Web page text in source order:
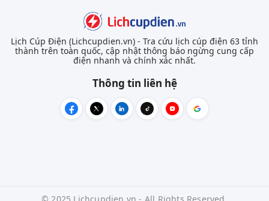
Lịch Cúp Điện (Lichcupdien.vn) - Tra cứu lịch cúp điện 63 tỉnh
thành trên toàn quốc, cập nhật thông báo ngừng cung cấp
điện nhanh và chính xác nhất.
Thông tin liên hệ